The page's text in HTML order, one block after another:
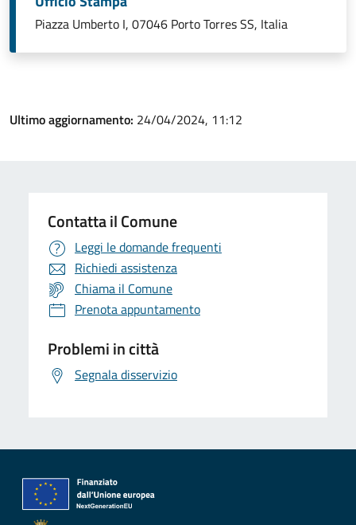
Piazza Umberto I, 07046 Porto Torres SS, Italia
Ultimo aggiornamento: 24/04/2024, 11:12
Contatta il Comune
Leggi le domande frequenti
Richiedi assistenza
Chiama il Comune
Prenota appuntamento
Problemi in città
Segnala disservizio